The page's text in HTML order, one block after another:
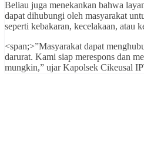
Beliau juga menekankan bahwa
dapat dihubungi oleh masyarakat
seperti kebakaran, kecelakaan, atau
<span;>”Masyarakat dapat
darurat. Kami siap merespons dan
mungkin,” ujar Kapolsek Cikeusal